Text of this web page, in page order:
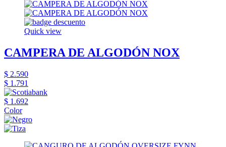
Quick view
CAMPERA DE ALGODÓN NOX
$ 2.590
$ 1.791
$ 1.692
Color